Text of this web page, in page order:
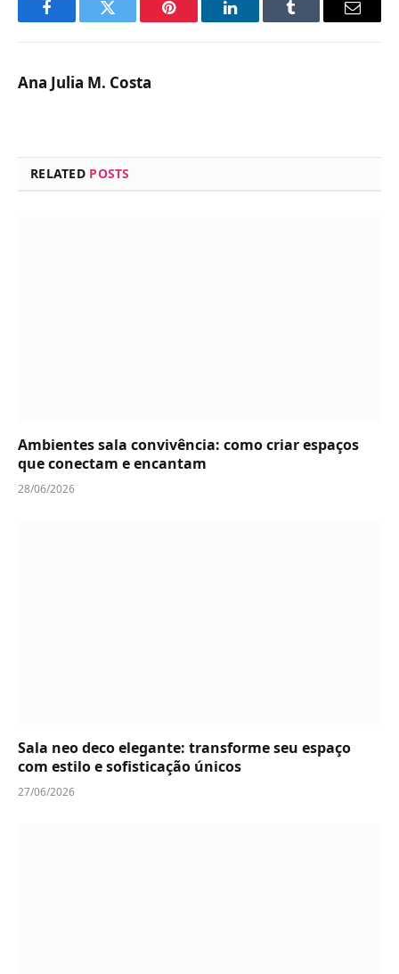
FacebookTwitter Pinterest LinkedInTumblr Email
Ana Julia M. Costa
RELATED POSTS
Ambientes sala convivência: como criar espaços
que conectam e encantam
28/06/2026
Sala neo deco elegante: transforme seu espaço
com estilo e sofisticação únicos
27/06/2026